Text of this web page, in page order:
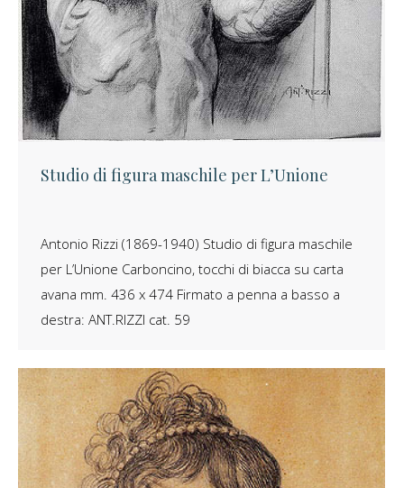
Studio di figura maschile per L’Unione
Antonio Rizzi (1869-1940) Studio di figura maschile
per L’Unione Carboncino, tocchi di biacca su carta
avana mm. 436 x 474 Firmato a penna a basso a
destra: ANT.RIZZI cat. 59